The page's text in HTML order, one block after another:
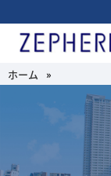
ホーム »